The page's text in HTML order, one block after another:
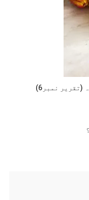
(تقریر نمبر6)